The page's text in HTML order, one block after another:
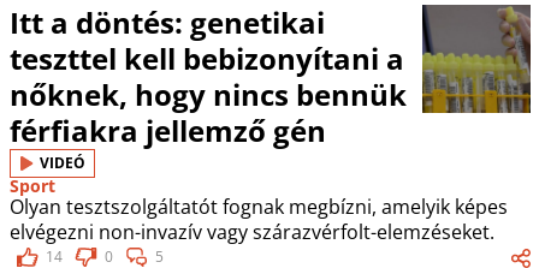
Itt a döntés: genetikai
teszttel kell bebizonyítani a
nőknek, hogy nincs bennük
férfiakra jellemző gén
VIDEÓ
Sport
Olyan tesztszolgáltatót fognak megbízni, amelyik képes
elvégezni non-invazív vagy szárazvérfolt-elemzéseket.
14 0 5